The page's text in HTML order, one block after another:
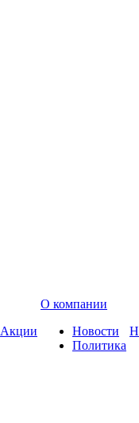
Акции
О компании
Новости
Политика